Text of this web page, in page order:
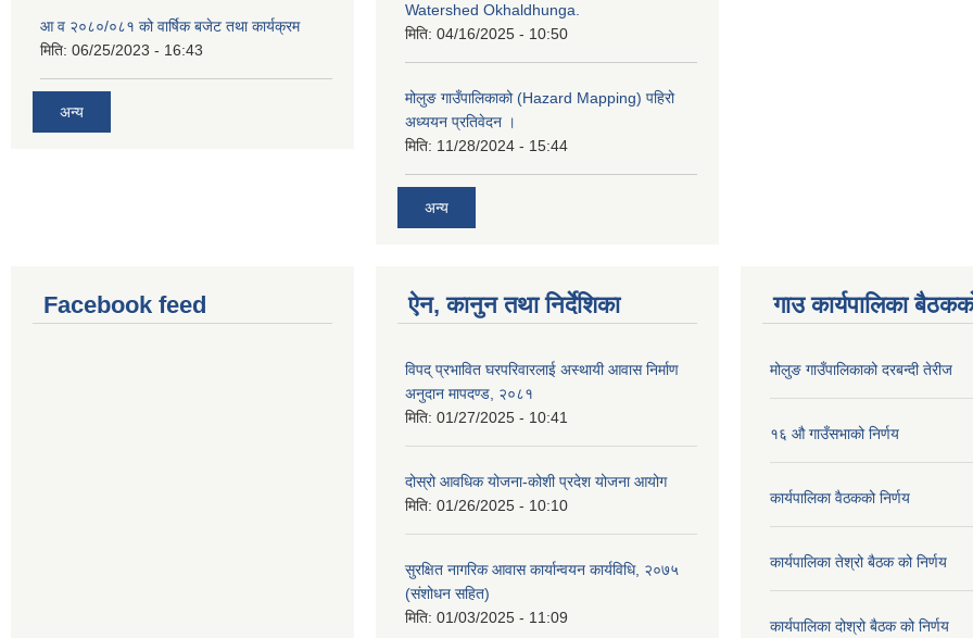
आ व २०८०/०८१ को वार्षिक बजेट तथा कार्यक्रम
मिति: 06/25/2023 - 16:43
अन्य
Watershed Okhaldhunga.
मिति: 04/16/2025 - 10:50
मोलुङ गाउँपालिकाको (Hazard Mapping) पहिरो
अध्ययन प्रतिवेदन ।
मिति: 11/28/2024 - 15:44
अन्य
Facebook feed ऐन, कानुन तथा निर्देशिका
विपद् प्रभावित घरपरिवारलाई अस्थायी आवास निर्माण
अनुदान मापदण्ड, २०८१
मिति: 01/27/2025 - 10:41
दोस्रो आवधिक योजना-कोशी प्रदेश योजना आयोग
मिति: 01/26/2025 - 10:10
सुरक्षित नागरिक आवास कार्यान्वयन कार्यविधि, २०७५
(संशोधन सहित)
मिति: 01/03/2025 - 11:09
गाउ कार्यपालिका
मोलुङ गाउँपालिकाको दरबन्दी तेरीज
१६ औ गाउँसभाको निर्णय
कार्यपालिका वैठकको निर्णय
कार्यपालिका तेश्रो बैठक को निर्णय
कार्यपालिका दोश्रो बैठक को निर्णय